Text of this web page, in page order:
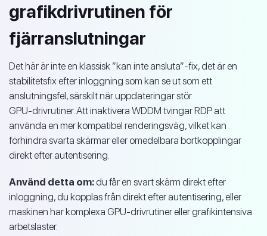
grafikdrivrutinen för
fjärranslutningar
Det här är inte en klassisk ”kan inte ansluta”-fix, det är en
stabilitetsfix efter inloggning som kan se ut som ett
anslutningsfel, särskilt när uppdateringar stör
GPU‑drivrutiner. Att inaktivera WDDM tvingar RDP att
använda en mer kompatibel renderingsväg, vilket kan
förhindra svarta skärmar eller omedelbara bortkopplingar
direkt efter autentisering.
Använd detta om:du får en svart skärm direkt efter
inloggning, du kopplas från direkt efter autentisering, eller
maskinen har komplexa GPU‑drivrutiner eller grafikintensiva
arbetslaster.